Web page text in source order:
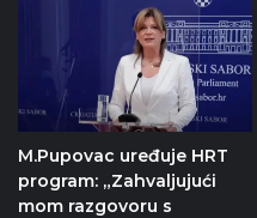
M.Pupovac uređuje HRT
program: „Zahvaljujući
mom razgovoru s